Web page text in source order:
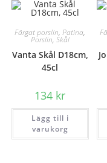
Färgat porslin,Patina,
Porslin, Skål
Vanta Skål D18cm,
45cl
134 kr
Lägg till i
varukorg